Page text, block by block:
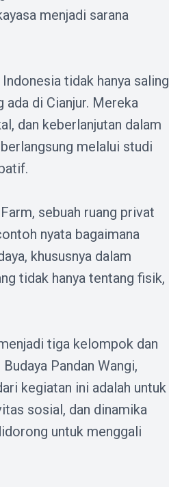
menjadi sarana
tidak hanya saling
ada di Cianjur. Mereka
dan keberlanjutan dalam
melalui studi
sebuah ruang privat
nyata bagaimana
khususnya dalam
tidak hanya tentang fisik,
tiga kelompok dan
Pandan Wangi,
kegiatan ini adalah untuk
sosial, dan dinamika
untuk menggali